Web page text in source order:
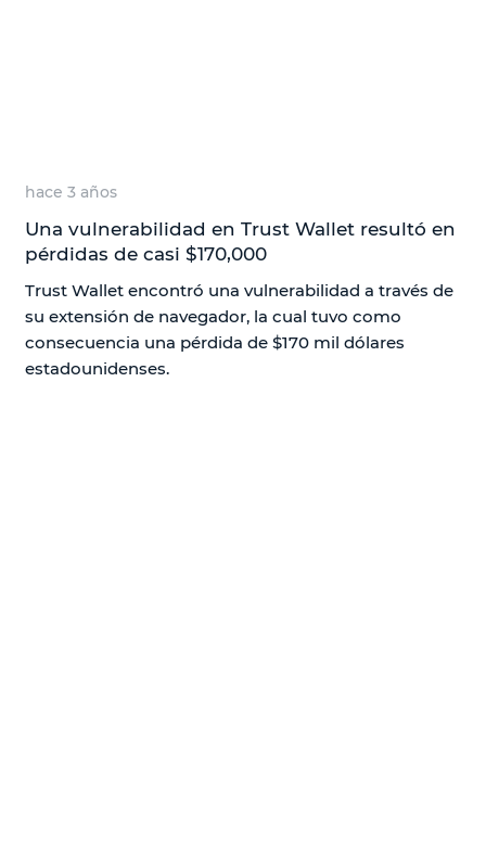
hace 3 años
Una vulnerabilidad en Trust Wallet resultó en
pérdidas de casi $170,000
Trust Wallet encontró una vulnerabilidad a través de
su extensión de navegador, la cual tuvo como
consecuencia una pérdida de $170 mil dólares
estadounidenses.